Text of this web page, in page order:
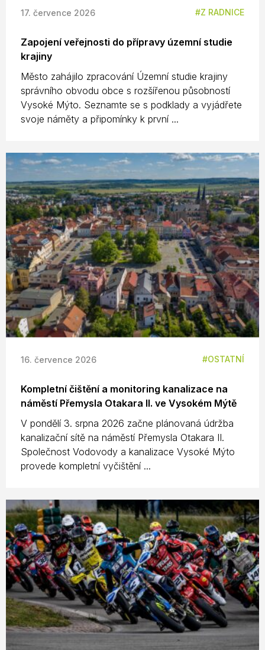
17. července 2026 Z RADNICE
Zapojení veřejnosti do přípravy územní studie
krajiny
Město zahájilo zpracování Územní studie krajiny
správního obvodu obce s rozšířenou působností
Vysoké Mýto. Seznamte se s podklady a vyjádřete
svoje náměty a připomínky k první ...
16. července 2026 OSTATNÍ
Kompletní čištění a monitoring kanalizace na
náměstí Přemysla Otakara II. ve Vysokém Mýtě
V pondělí 3. srpna 2026 začne plánovaná údržba
kanalizační sítě na náměstí Přemysla Otakara II.
Společnost Vodovody a kanalizace Vysoké Mýto
provede kompletní vyčištění ...